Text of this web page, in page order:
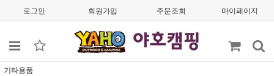
로그인 회원가입 주문조회 마이페이지
기타용품